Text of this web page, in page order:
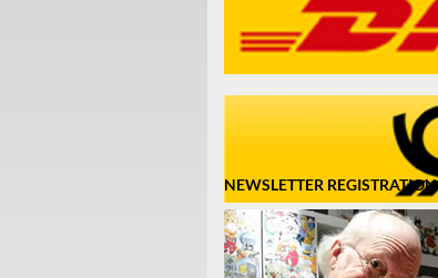
NEWSLETTER REGISTRATION